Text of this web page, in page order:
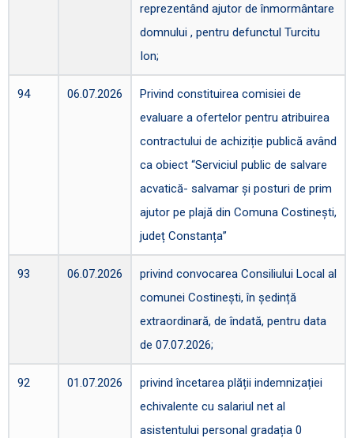
reprezentând ajutor de înmormântare
domnului , pentru defunctul Turcitu
Ion;
94 06.07.2026
Privind constituirea comisiei de
evaluare a ofertelor pentru atribuirea
contractului de achiziție publică având
ca obiect “Serviciul public de salvare
acvatică- salvamar și posturi de prim
ajutor pe plajă din Comuna Costinești,
județ Constanța”
93 06.07.2026
privind convocarea Consiliului Local al
comunei Costinești, în ședință
extraordinară, de îndată, pentru data
de 07.07.2026;
92 01.07.2026
privind încetarea plății indemnizației
echivalente cu salariul net al
asistentului personal gradația 0